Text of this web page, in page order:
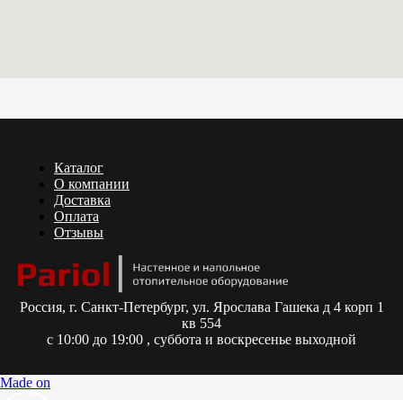
Каталог
О компании
Доставка
Оплата
Отзывы
Россия, г. Санкт-Петербург, ул. Ярослава Гашека д 4 корп 1
кв 554
с 10:00 до 19:00 , суббота и воскресенье выходной
Made on